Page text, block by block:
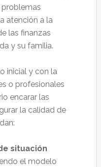
atención a la
las finanzas
y su familia.
inicial y con la
o profesionales
encarar las
la calidad de
situación
el modelo